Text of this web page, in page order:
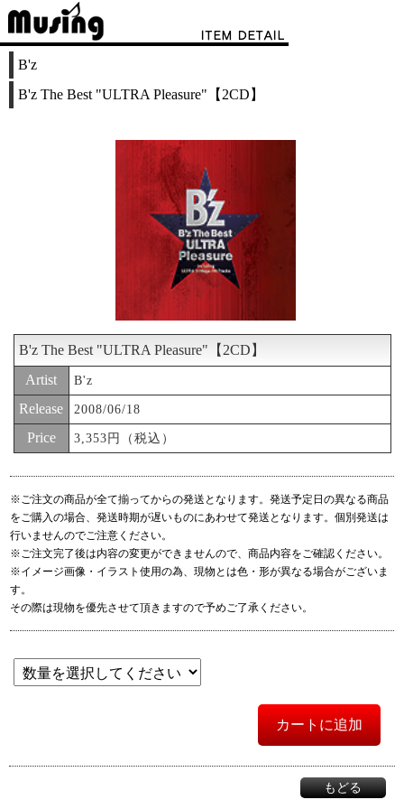
B'z
B'z The Best "ULTRA Pleasure"【2CD】
B'z The Best "ULTRA Pleasure"【2CD】
Artist
B'z
Release 2008/06/18
Price 3,353円（税込）
※ご注文の商品が全て揃ってからの発送となります。発送予定日の異なる商品
をご購入の場合、発送時期が遅いものにあわせて発送となります。個別発送は
行いませんのでご注意ください。
※ご注文完了後は内容の変更ができませんので、商品内容をご確認ください。
※イメージ画像・イラスト使用の為、現物とは色・形が異なる場合がございま
す。
その際は現物を優先させて頂きますので予めご了承ください。
カートに追加
もどる